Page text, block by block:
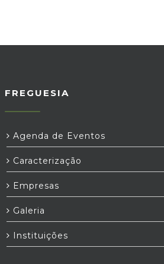
FREGUESIA
Agenda de Eventos
Caracterização
Empresas
Galeria
Instituições